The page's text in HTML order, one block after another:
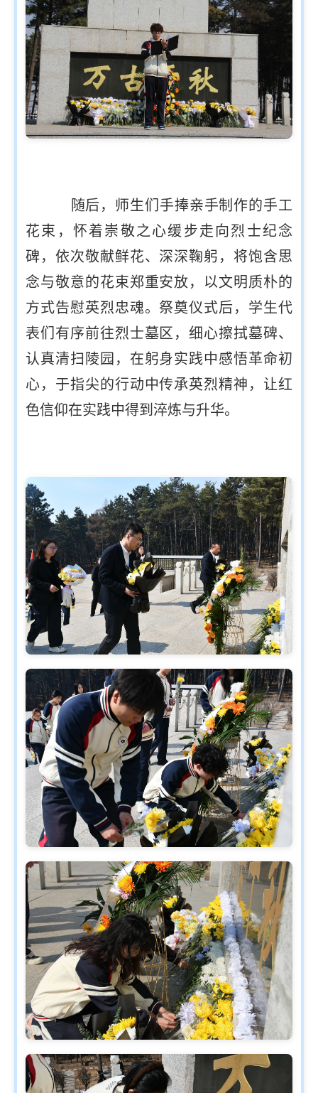
随后，师生们手捧亲手制作的手工
花束，怀着崇敬之心缓步走向烈士纪念
碑，依次敬献鲜花、深深鞠躬，将饱含思
念与敬意的花束郑重安放，以文明质朴的
方式告慰英烈忠魂。祭奠仪式后，学生代
表们有序前往烈士墓区，细心擦拭墓碑、
认真清扫陵园，在躬身实践中感悟革命初
心，于指尖的行动中传承英烈精神，让红
色信仰在实践中得到淬炼与升华。